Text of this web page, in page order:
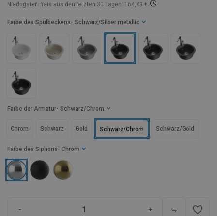
Niedrigster Preis aus den letzten 30 Tagen: 164,49 €
Farbe des Siphons - Chrom
Farbe des Spülbeckens - Schwarz/Silber metallic
Farbe der Armatur - Schwarz/Chrom
Gold
Chrom Schwarz Schwarz/Gold
Schwarz/Chrom
- + favorite_border